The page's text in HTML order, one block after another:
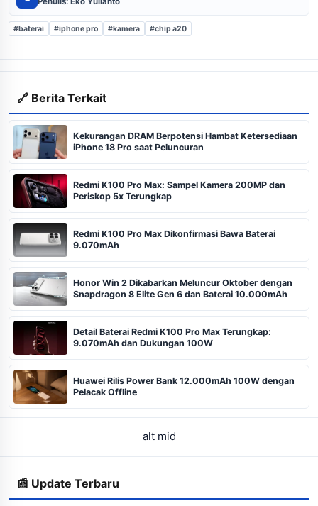
#baterai #iphone pro #kamera #chip a20
🔗 Berita Terkait
Kekurangan DRAM Berpotensi Hambat Ketersediaan
iPhone 18 Pro saat Peluncuran
Redmi K100 Pro Max: Sampel Kamera 200MP dan
Periskop 5x Terungkap
Redmi K100 Pro Max Dikonfirmasi Bawa Baterai
9.070mAh
Honor Win 2 Dikabarkan Meluncur Oktober dengan
Snapdragon 8 Elite Gen 6 dan Baterai 10.000mAh
Detail Baterai Redmi K100 Pro Max Terungkap:
9.070mAh dan Dukungan 100W
Huawei Rilis Power Bank 12.000mAh 100W dengan
Pelacak Offline
alt mid
📰 Update Terbaru